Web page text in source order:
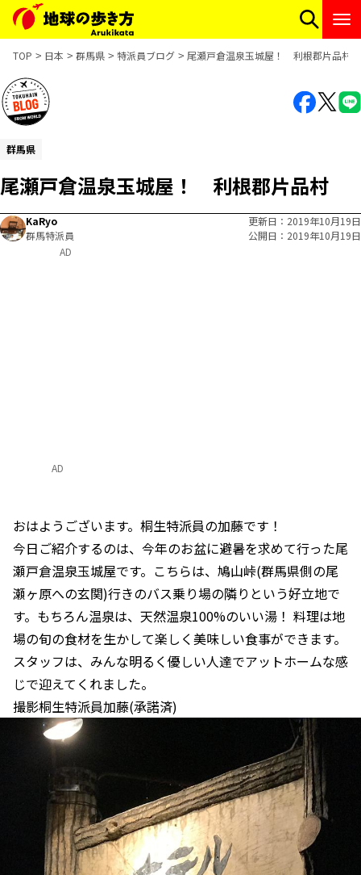
TOP 日本 群馬県 特派員ブログ 尾瀬戸倉温泉玉城屋！ 利根郡片品村
群馬県
尾瀬戸倉温泉玉城屋！ 利根郡片品村
KaRyo
群馬特派員
更新日
2019年10月19日
公開日
2019年10月19日
AD
おはようございます。桐生特派員の加藤です！
今日ご紹介するのは、今年のお盆に避暑を求めて行った尾
瀬戸倉温泉玉城屋です。こちらは、鳩山峠(群馬県側の尾
瀬ヶ原への玄関)行きのバス乗り場の隣りという好立地で
す。もちろん温泉は、天然温泉100%のいい湯！ 料理は地
場の旬の食材を生かして楽しく美味しい食事ができます。
スタッフは、みんな明るく優しい人達でアットホームな感
じで迎えてくれました。
撮影桐生特派員加藤(承諾済)
AD